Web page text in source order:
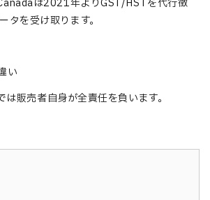
は2021年よりGST/HSTを代行徴
タを受け取ります。
い
販売者自身が全責任を負います。